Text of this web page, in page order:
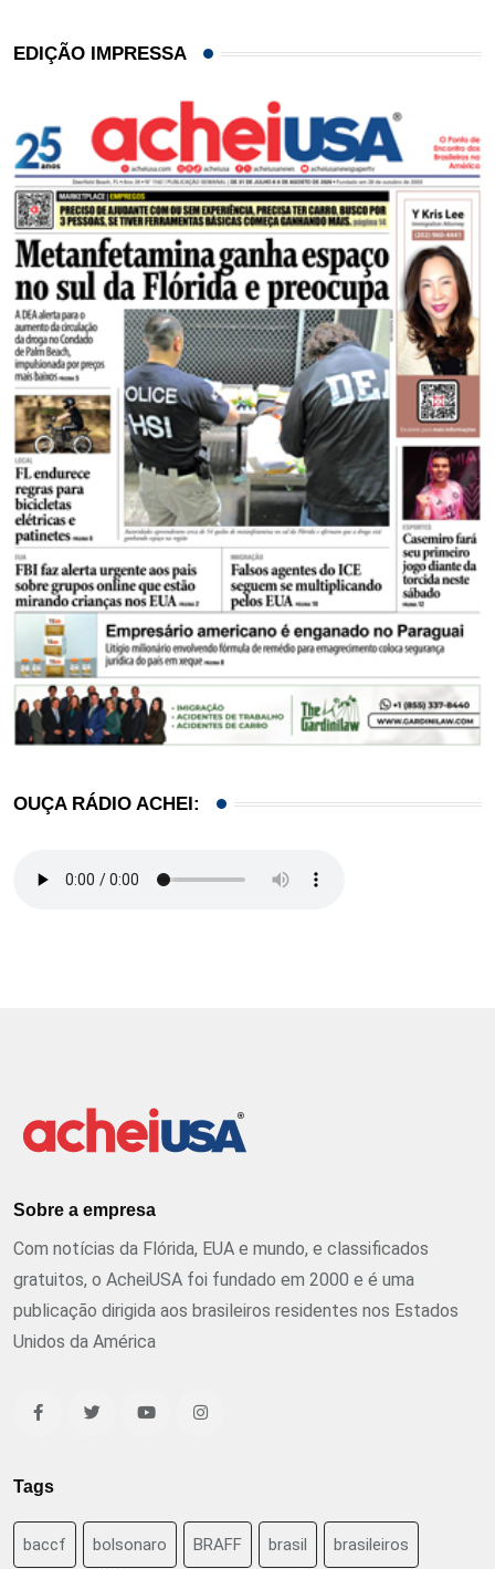
EDIÇÃO IMPRESSA
OUÇA RÁDIO ACHEI:
Sobre a empresa
Com notícias da Flórida, EUA e mundo, e classificados
gratuitos, o AcheiUSA foi fundado em 2000 e é uma
publicação dirigida aos brasileiros residentes nos Estados
Unidos da América
Tags
baccf bolsonaro BRAFF brasil brasileiros